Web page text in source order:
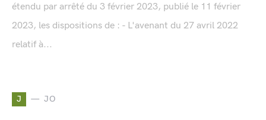
étendu par arrêté du 3 février 2023, publié le 11 février
2023, les dispositions de : - L'avenant du 27 avril 2022
relatif à...
J JO